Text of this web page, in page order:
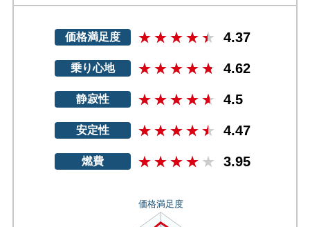
価格満足度 4.37
乗り心地 4.62
静寂性 4.5
安定性 4.47
燃費 3.95